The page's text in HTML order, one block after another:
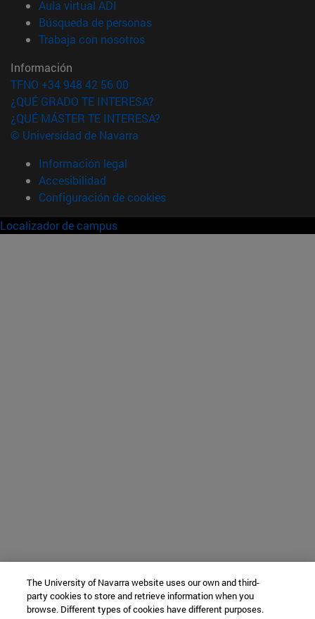
Aula virtual ADI
Búsqueda de personas(abre en nueva ventana)
Trabaja con nosotros(abre en nueva ventana)
Información
TFNO +34 948 42 56 00
¿QUÉ GRADO TE INTERESA?
¿QUÉ MÁSTER TE INTERESA?
© Universidad de Navarra
Información legal
Accesibilidad
Configuración de cookies
Localizador de campus
The University of Navarra website uses our own and third-
party cookies to store and retrieve information when you
browse. Different types of cookies have different purposes.